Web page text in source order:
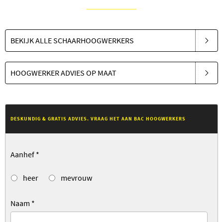
BEKIJK ALLE SCHAARHOOGWERKERS
HOOGWERKER ADVIES OP MAAT
DESKUNDIG & GRATIS ADVIES. VRAAG HET AAN BAC HOOGWERKERS
Aanhef *
heer mevrouw
Naam *